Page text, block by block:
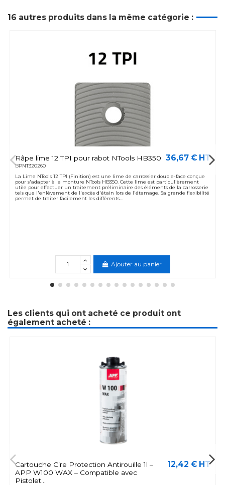
16 autres produits dans la même catégorie :
Râpe lime 12 TPI pour rabot NTools HB350
BPNT320260
36,67 € HT
La Lime NTools 12 TPI (Finition) est une lime de carrossier double-face conçue
pour s'adapter à la monture NTools HB350. Cette lime est particulièrement
utile pour effectuer un traitement préliminaire des éléments de la carrosserie
tels que l'enlèvement de l'excès d'étain lors de l'étamage. Sa grande flexibilité
permet de traiter facilement les différents...
Ajouter au panier
Les clients qui ont acheté ce produit ont
également acheté :
Cartouche Cire Protection Antirouille 1l –
APP W100 WAX – Compatible avec
Pistolet...
12,42 € HT